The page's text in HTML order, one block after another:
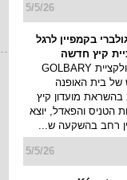
משיק סדרת רשת
ניו יורק, משיק
פעילות דיגיטלית
מסקרנת: MUSICAB 2.0, מיני-סדרת
של הטאלנטית
בישראל,...
5/5/26